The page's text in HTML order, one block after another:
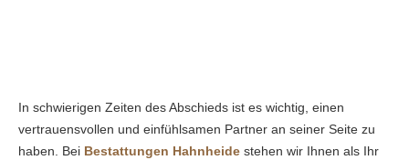
In schwierigen Zeiten des Abschieds ist es wichtig, einen
vertrauensvollen und einfühlsamen Partner an seiner Seite zu
haben. Bei Bestattungen Hahnheide stehen wir Ihnen als Ihr